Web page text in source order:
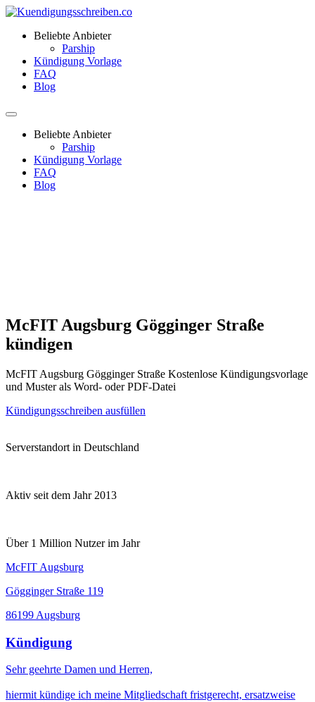
Beliebte Anbieter
Parship
Kündigung Vorlage
FAQ
Blog
Beliebte Anbieter
Parship
Kündigung Vorlage
FAQ
Blog
McFIT Augsburg Gögginger Straße
kündigen
McFIT Augsburg Gögginger Straße Kostenlose Kündigungsvorlage
und Muster als Word- oder PDF-Datei
Kündigungsschreiben ausfüllen
Serverstandort in Deutschland
Aktiv seit dem Jahr 2013
Über 1 Million Nutzer im Jahr
McFIT Augsburg
Gögginger Straße 119
86199 Augsburg
Kündigung
Sehr geehrte Damen und Herren,
hiermit kündige ich meine Mitgliedschaft fristgerecht, ersatzweise